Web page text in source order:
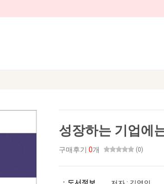
성장하는 기업에
구매후기 0개 (0)